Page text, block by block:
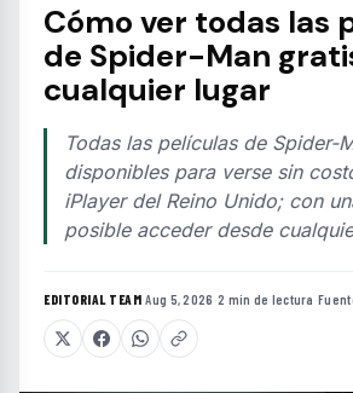
Cómo ver todas las
de Spider-Man
cualquier lugar
Todas las películas de Spider-
disponibles para verse sin
iPlayer del Reino Unido; con
posible acceder desde
EDITORIAL TEAM·Aug 5, 2026 ·2 min de lectura ·